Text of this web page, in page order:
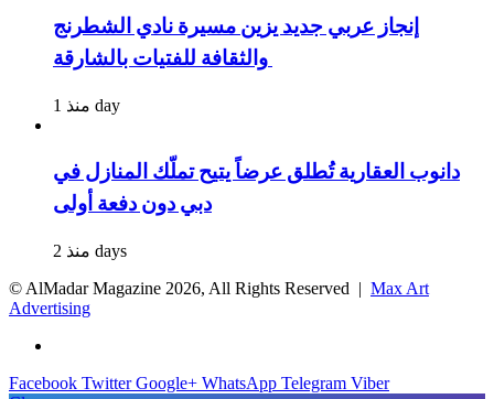
إنجاز عربي جديد يزين مسيرة نادي الشطرنج
منذ 1 day
دانوب العقارية تُطلق عرضاً يتيح تملّك المنازل في
دبي دون دفعة أولى
منذ 2 days
© AlMadar Magazine 2026, All Rights Reserved | Max Art
Advertising
Facebook Twitter Google+ WhatsApp Telegram Viber